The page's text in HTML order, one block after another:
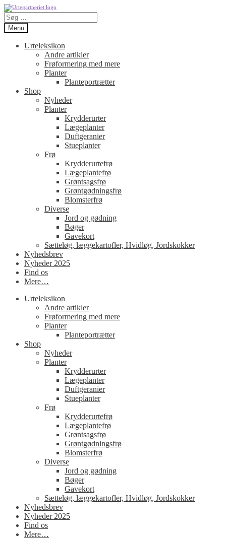
Spring
til
navigation
Spring
til
indhold
Søg
efter:
Menu
Urteleksikon
Andre artikler
Frøformering med mere
Planter
Planteportrætter
Shop
Nyheder
Planter
Krydderurter
Lægeplanter
Duftgeranier
Stueplanter
Frø
Krydderurtefrø
Lægeplantefrø
Grøntsagsfrø
Grøntgødningsfrø
Blomsterfrø
Diverse
Jord og gødning
Bøger
Gavekort
Sætteløg, læggekartofler, Hvidløg, Jordskokker
Nyhedsbrev
Nyheder 2025
Find os
Mere…
Urteleksikon
Andre artikler
Frøformering med mere
Planter
Planteportrætter
Shop
Nyheder
Planter
Krydderurter
Lægeplanter
Duftgeranier
Stueplanter
Frø
Krydderurtefrø
Lægeplantefrø
Grøntsagsfrø
Grøntgødningsfrø
Blomsterfrø
Diverse
Jord og gødning
Bøger
Gavekort
Sætteløg, læggekartofler, Hvidløg, Jordskokker
Nyhedsbrev
Nyheder 2025
Find os
Mere…